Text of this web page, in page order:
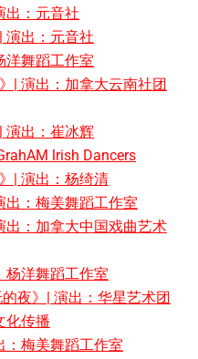
出：元音社
演出：元音社
洋舞蹈工作室
| 演出：加拿大云南社团
演出：崔冰辉
lrish Dancers
| 演出：杨绮清
出：梅美舞蹈工作室
出：加拿大中国戏曲艺术
杨洋舞蹈工作室
夜》| 演出：华星艺术团
化传播
：梅美舞蹈工作室